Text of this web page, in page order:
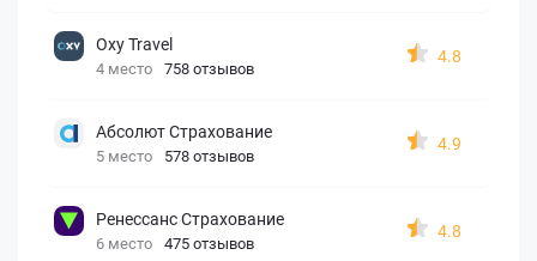
Oxy Travel
4 место 758 отзывов
4.8
Абсолют Страхование
5 место 578 отзывов
4.9
Ренессанс Страхование
6 место 475 отзывов
4.8